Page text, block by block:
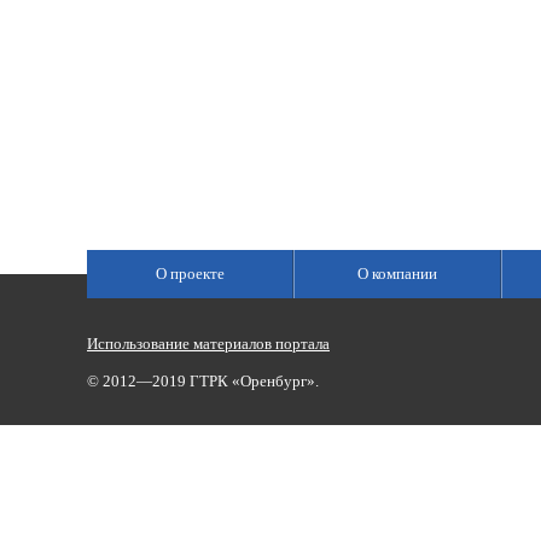
О проекте О компании
Использование материалов портала
© 2012—2019 ГТРК «Оренбург».
Сетевое издание «Государственный Интернет-Канал «Россия»